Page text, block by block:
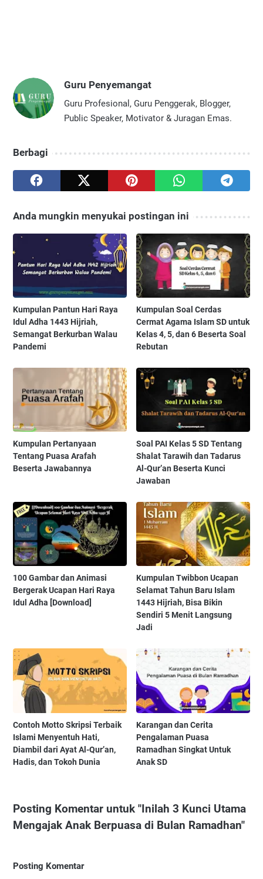
Guru Penyemangat
Guru Profesional, Guru Penggerak, Blogger,
Public Speaker, Motivator & Juragan Emas.
Berbagi
Anda mungkin menyukai postingan ini
Kumpulan Pantun Hari Raya
Idul Adha 1443 Hijriah,
Semangat Berkurban Walau
Pandemi
Kumpulan Soal Cerdas
Cermat Agama Islam SD untuk
Kelas 4, 5, dan 6 Beserta Soal
Rebutan
Kumpulan Pertanyaan
Tentang Puasa Arafah
Beserta Jawabannya
Soal PAI Kelas 5 SD Tentang
Shalat Tarawih dan Tadarus
Al-Qur’an Beserta Kunci
Jawaban
100 Gambar dan Animasi
Bergerak Ucapan Hari Raya
Idul Adha [Download]
Kumpulan Twibbon Ucapan
Selamat Tahun Baru Islam
1443 Hijriah, Bisa Bikin
Sendiri 5 Menit Langsung
Jadi
Contoh Motto Skripsi Terbaik
Islami Menyentuh Hati,
Diambil dari Ayat Al-Qur’an,
Hadis, dan Tokoh Dunia
Karangan dan Cerita
Pengalaman Puasa
Ramadhan Singkat Untuk
Anak SD
Posting Komentar untuk "Inilah 3 Kunci Utama
Mengajak Anak Berpuasa di Bulan Ramadhan"
Posting Komentar